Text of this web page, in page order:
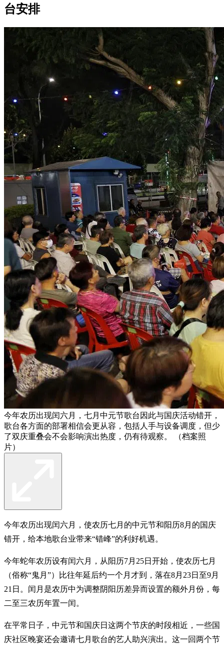
台安排
今年农历出现闰六月，七月中元节歌台因此与国庆活动错开，
歌台各方面的部署相信会更从容，包括人手与设备调度，但少
了双庆重叠会不会影响演出热度，仍有待观察。 （档案照
片）
今年农历出现闰六月，使农历七月的中元节和阳历8月的国庆
错开，给本地歌台业带来“错峰”的利好机遇。
今年蛇年农历设有闰六月，从阳历7月25日开始，使农历七月
（俗称“鬼月”）比往年延后约一个月才到，落在8月23日至9月
21日。闰月是农历中为调整阴阳历差异而设置的额外月份，每
二至三农历年置一闰。
在平常日子，中元节和国庆日这两个节庆的时段相近，一些国
庆社区晚宴还会邀请七月歌台的艺人助兴演出。这一回两个节